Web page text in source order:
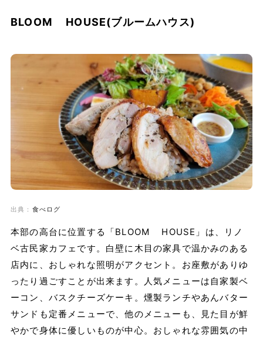
BLOOM HOUSE(ブルームハウス)
出典： 食べログ
本部の高台に位置する「BLOOM HOUSE」は、リノ
ベ古民家カフェです。白壁に木目の家具で温かみのある
店内に、おしゃれな照明がアクセント。お座敷がありゆ
ったり過ごすことが出来ます。人気メニューは自家製ベ
ーコン、バスクチーズケーキ。燻製ランチやあんバター
サンドも定番メニューで、他のメニューも、見た目が鮮
やかで身体に優しいものが中心。おしゃれな雰囲気の中